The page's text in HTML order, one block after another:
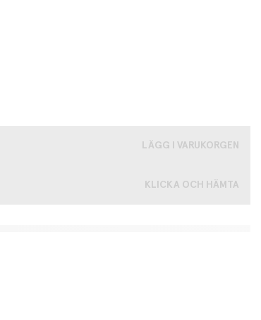
LÄGG I VARUKORGEN
KLICKA OCH HÄMTA